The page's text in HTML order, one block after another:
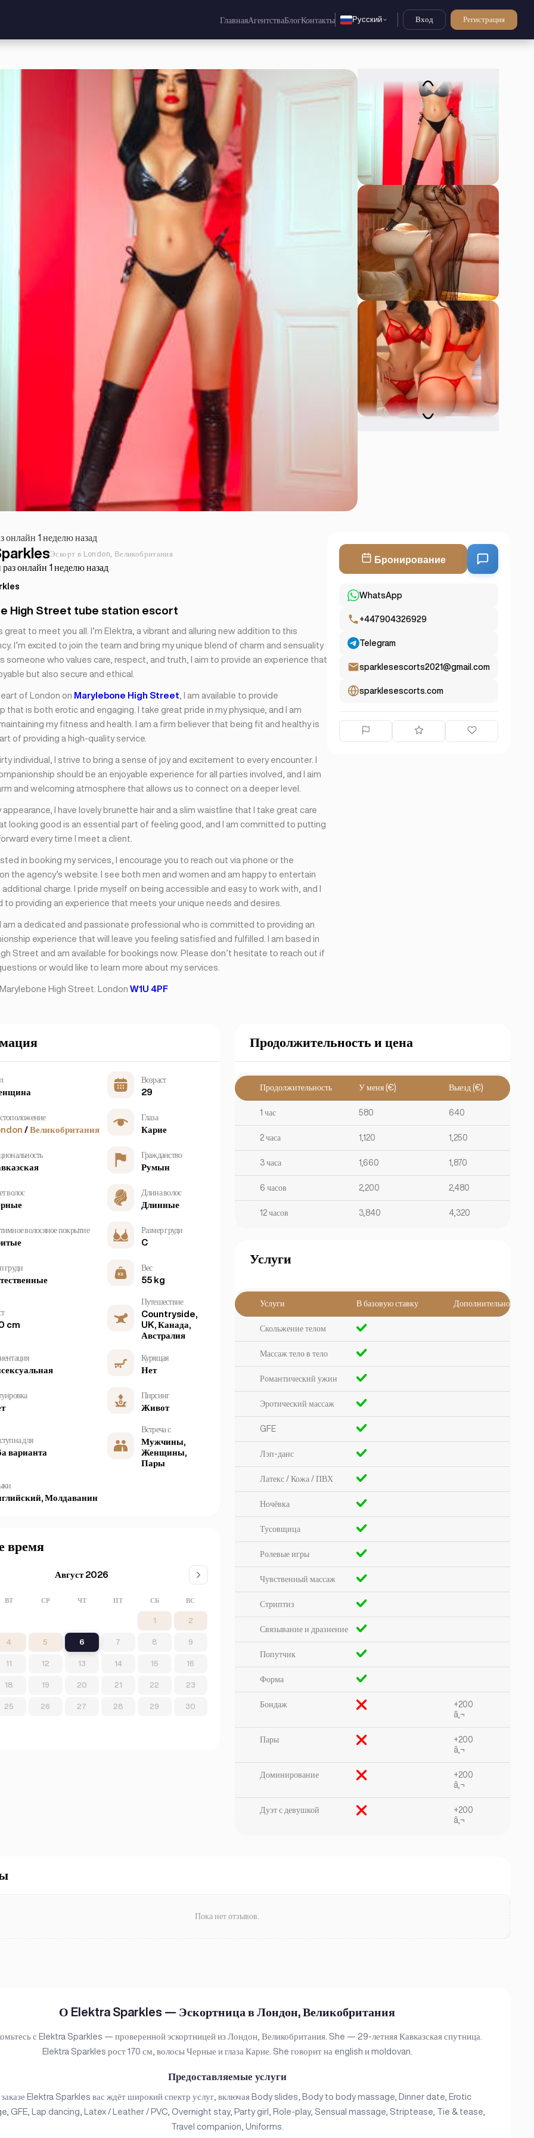
ГлавнаяАгентстваБлогКонтакты Русский Вход Регистрация
онлайн 1 неделю назад
Эскорт в London, Великобритания
онлайн 1 неделю назад
High Street tube station escort
great to meet you all. I’m Elektra, a vibrant and alluring new addition to this
I’m excited to join the team and bring my unique blend of charm and sensuality
someone who values care, respect, and truth, I aim to provide an experience that
but also secure and ethical.
of London on Marylebone High Street , I am available to provide
that is both erotic and engaging. I take great pride in my physique, and I am
my fitness and health. I am a firm believer that being fit and healthy is
of providing a high-quality service.
individual, I strive to bring a sense of joy and excitement to every encounter. I
should be an enjoyable experience for all parties involved, and I aim
and welcoming atmosphere that allows us to connect on a deeper level.
appearance, I have lovely brunette hair and a slim waistline that I take great care
looking good is an essential part of feeling good, and I am committed to putting
every time I meet a client.
in booking my services, I encourage you to reach out via phone or the
the agency’s website. I see both men and women and am happy to entertain
charge. I pride myself on being accessible and easy to work with, and I
to providing an experience that meets your unique needs and desires.
I am a dedicated and passionate professional who is committed to providing an
experience that will leave you feeling satisfied and fulfilled. I am based in
Street and am available for bookings now. Please don’t hesitate to reach out if
or would like to learn more about my services.
High Street. London W1U 4PF
Бронирование
WhatsApp
+447904326929
Telegram
sparklesescorts2021@gmail.com
sparklesescorts.com
Возраст
29
/ Великобритания
Глаза
Карие
Гражданство
Румын
волос Длина волос
Длинные
волосяное покрытие Размер груди
C
груди Вес
55 kg
cm
Путешествие
Countryside,
UK, Канада,
Австралия
Курящая
Нет
Пирсинг
Живот
для
варианта
Встреча с
Мужчины,
Женщины,
Пары
Молдаванин
время
Август 2026
ВТ СР ЧТ ПТ СБ ВС
1 2
4 5 6 7 8 9
11 12 13 14 15 16
18 19 20 21 22 23
25 26 27 28 29 30
Продолжительность и цена
Продолжительность У меня (€) Выезд (€)
1 час 580 640
2 часа 1,120 1,250
3 часа 1,660 1,870
6 часов 2,200 2,480
12 часов 3,840 4,320
Услуги
Услуги В базовую ставку Дополнительно
Скольжение телом
Массаж тело в тело
Романтический ужин
Эротический массаж
GFE
Лэп-данс
Латекс / Кожа / ПВХ
Ночёвка
Тусовщица
Ролевые игры
Чувственный массаж
Стриптиз
Связывание и дразнение
Попутчик
Форма
Бондаж
+200
â‚¬
Пары
+200
â‚¬
Доминирование
+200
â‚¬
Дуэт с девушкой
+200
â‚¬
Пока нет отзывов.
О Elektra Sparkles — Эскортница в Лондон, Великобритания
с Elektra Sparkles — проверенной эскортницей из Лондон, Великобритания. She — 29-летняя Кавказская спутница.
Elektra Sparkles рост 170 см, волосы Черные и глаза Карие. She говорит на english и moldovan.
Предоставляемые услуги
Elektra Sparkles вас ждёт широкий спектр услуг, включая Body slides, Body to body massage, Dinner date, Erotic
GFE, Lap dancing, Latex / Leather / PVC, Overnight stay, Party girl, Role-play, Sensual massage, Striptease, Tie & tease,
Travel companion, Uniforms.